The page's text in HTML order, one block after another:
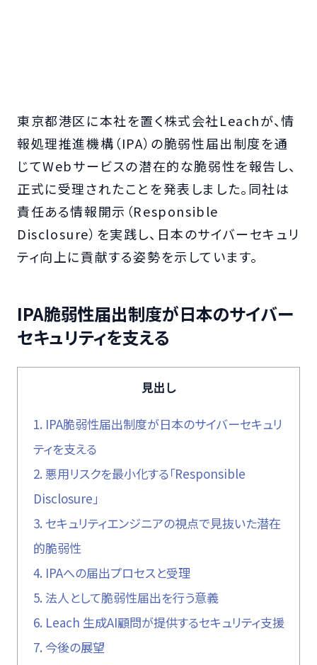
東京都港区に本社を置く株式会社Leachが、情
報処理推進機構（IPA）の脆弱性届出制度を通
じてWebサービスの潜在的な脆弱性を報告し、
正式に受理されたことを発表しました。同社は
責任ある情報開示（Responsible
Disclosure）を実践し、日本のサイバーセキュリ
ティ向上に貢献する姿勢を示しています。
IPA脆弱性届出制度が日本のサイバー
セキュリティを支える
見出し
1. IPA脆弱性届出制度が日本のサイバーセキュリ
ティを支える
2. 悪用リスクを最小化する「Responsible
Disclosure」
3. セキュリティエンジニアの視点で見抜いた潜在
的脆弱性
4. IPAへの届出プロセスと受理
5. 法人として脆弱性届出を行う意義
6. Leach 生成AI顧問が提供するセキュリティ支援
7. 今後の展望